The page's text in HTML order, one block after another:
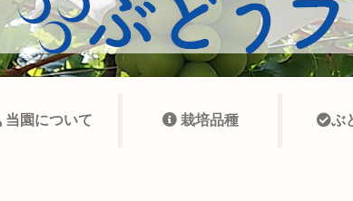
当園について 栽培品種 ぶ